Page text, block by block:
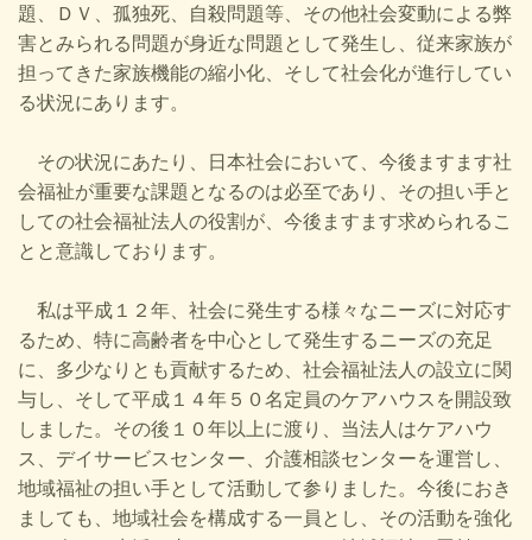
題、ＤＶ、孤独死、自殺問題等、その他社会変動による弊
害とみられる問題が身近な問題として発生し、従来家族が
担ってきた家族機能の縮小化、そして社会化が進行してい
る状況にあります。
その状況にあたり、日本社会において、今後ますます社
会福祉が重要な課題となるのは必至であり、その担い手と
しての社会福祉法人の役割が、今後ますます求められるこ
とと意識しております。
私は平成１２年、社会に発生する様々なニーズに対応す
るため、特に高齢者を中心として発生するニーズの充足
に、多少なりとも貢献するため、社会福祉法人の設立に関
与し、そして平成１４年５０名定員のケアハウスを開設致
しました。その後１０年以上に渡り、当法人はケアハウ
ス、デイサービスセンター、介護相談センターを運営し、
地域福祉の担い手として活動して参りました。今後におき
ましても、地域社会を構成する一員とし、その活動を強化